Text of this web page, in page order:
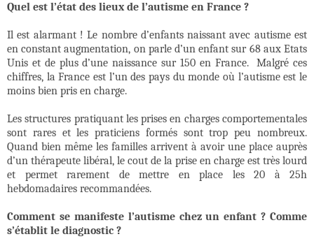
Quel est l’état des lieux de l’autisme en France ?
Il est alarmant ! Le nombre d’enfants naissant avec autisme est
en constant augmentation, on parle d’un enfant sur 68 aux Etats
Unis et de plus d’une naissance sur 150 en France.
Malgré ces
chiffres, la France est l’un des pays du monde où l’autisme est le
moins bien pris en charge.
Les structures pratiquant les prises en charges comportementales
sont rares et les praticiens formés sont trop peu nombreux.
Quand bien même les familles arrivent à avoir une place auprès
d’un thérapeute libéral, le cout de la prise en charge est très lourd
et permet rarement de mettre en place les 20 à 25h
hebdomadaires recommandées.
Comment se manifeste l’autisme chez un enfant ? Comme
s’établit le diagnostic ?